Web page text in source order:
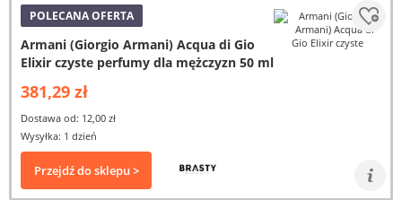
POLECANA OFERTA
Armani (Giorgio Armani) Acqua di Gio
Elixir czyste perfumy dla mężczyzn 50 ml
381,29 zł
Dostawa od: 12,00 zł
Wysyłka: 1 dzień
Przejdź do sklepu >